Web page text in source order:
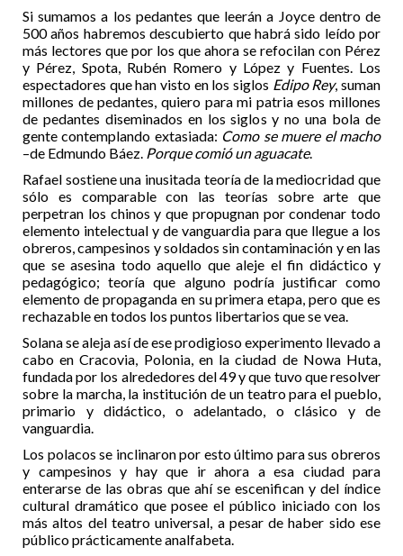
Si sumamos a los pedantes que leerán a Joyce dentro de
500 años habremos descubierto que habrá sido leído por
más lectores que por los que ahora se refocilan con Pérez
y Pérez, Spota, Rubén Romero y López y Fuentes. Los
espectadores que han visto en los siglos Edipo Rey, suman
millones de pedantes, quiero para mi patria esos millones
de pedantes diseminados en los siglos y no una bola de
gente contemplando extasiada: Como se muere el macho
–de Edmundo Báez. Porque comió un aguacate.
Rafael sostiene una inusitada teoría de la mediocridad que
sólo es comparable con las teorías sobre arte que
perpetran los chinos y que propugnan por condenar todo
elemento intelectual y de vanguardia para que llegue a los
obreros, campesinos y soldados sin contaminación y en las
que se asesina todo aquello que aleje el fin didáctico y
pedagógico; teoría que alguno podría justificar como
elemento de propaganda en su primera etapa, pero que es
rechazable en todos los puntos libertarios que se vea.
Solana se aleja así de ese prodigioso experimento llevado a
cabo en Cracovia, Polonia, en la ciudad de Nowa Huta,
fundada por los alrededores del 49 y que tuvo que resolver
sobre la marcha, la institución de un teatro para el pueblo,
primario y didáctico, o adelantado, o clásico y de
vanguardia.
Los polacos se inclinaron por esto último para sus obreros
y campesinos y hay que ir ahora a esa ciudad para
enterarse de las obras que ahí se escenifican y del índice
cultural dramático que posee el público iniciado con los
más altos del teatro universal, a pesar de haber sido ese
público prácticamente analfabeta.